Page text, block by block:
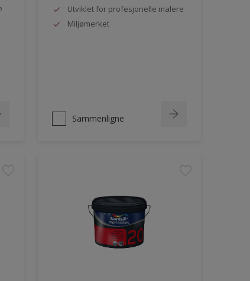
Utviklet for profesjonelle malere
Miljømerket
Sammenligne